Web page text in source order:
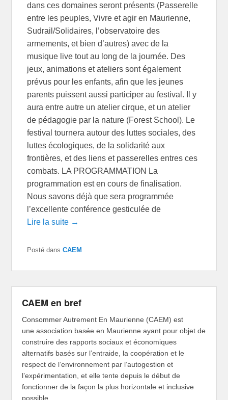
dans ces domaines seront présents (Passerelle
entre les peuples, Vivre et agir en Maurienne,
Sudrail/Solidaires, l’observatoire des
armements, et bien d’autres) avec de la
musique live tout au long de la journée. Des
jeux, animations et ateliers sont également
prévus pour les enfants, afin que les jeunes
parents puissent aussi participer au festival. Il y
aura entre autre un atelier cirque, et un atelier
de pédagogie par la nature (Forest School). Le
festival tournera autour des luttes sociales, des
luttes écologiques, de la solidarité aux
frontières, et des liens et passerelles entres ces
combats. LA PROGRAMMATION La
programmation est en cours de finalisation.
Nous savons déjà que sera programmée
l’excellente conférence gesticulée de
Lire la suite →
Posté dans CAEM
CAEM en bref
Consommer Autrement En Maurienne (CAEM) est
une association basée en Maurienne ayant pour objet de
construire des rapports sociaux et économiques
alternatifs basés sur l’entraide, la coopération et le
respect de l’environnement par l’autogestion et
l’expérimentation, et elle tente depuis le début de
fonctionner de la façon la plus horizontale et inclusive
possible.